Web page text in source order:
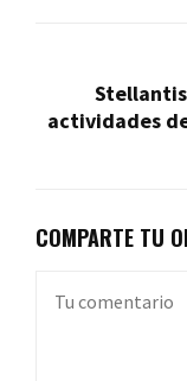
actividades
COMPARTE TU